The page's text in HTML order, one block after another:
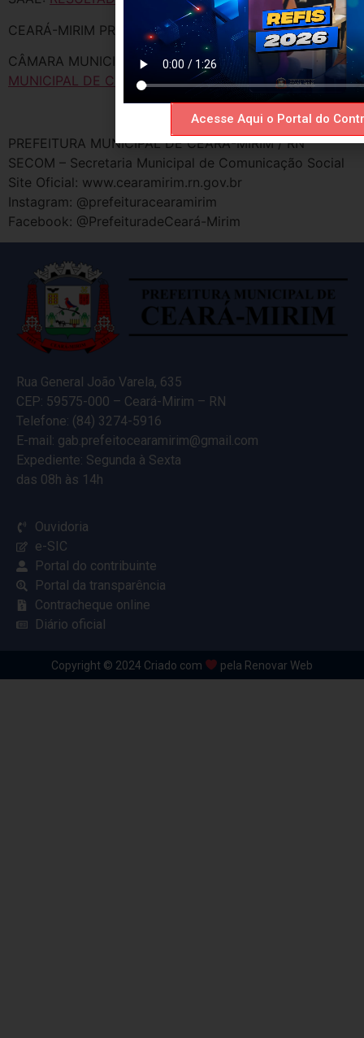
CEARÁ-MIRIM PREVI:
RESULTADO CEARÁ-MIRIM PREVI
CÂMARA MUNICIPAL:RESULTADO CÂMARA
MUNICIPAL DE CEARÁ-MIRIM
PREFEITURA MUNICIPAL DE CEARÁ-MIRIM / RN
SECOM – Secretaria Municipal de Comunicação Social
Site Oficial: www.cearamirim.rn.gov.br
Instagram: @prefeituracearamirim
Facebook: @PrefeituradeCeará-Mirim
Rua General João Varela, 635
CEP: 59575-000 – Ceará-Mirim – RN
Telefone: (84) 3274-5916
E-mail: gab.prefeitocearamirim@gmail.com
Expediente: Segunda à Sexta
das 08h às 14h
Ouvidoria
e-SIC
Portal do contribuinte
Portal da transparência
Contracheque online
Diário oficial
Copyright © 2024 Criado com pela Renovar Web
Acesse Aqui o Portal do